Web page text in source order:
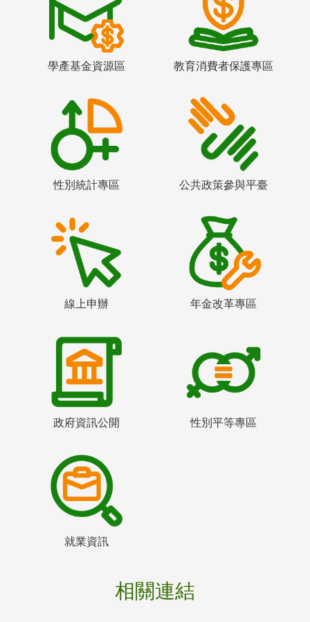
學產基金資源區 教育消費者保護專區
性別統計專區 公共政策參與平臺
線上申辦 年金改革專區
政府資訊公開 性別平等專區
就業資訊
相關連結